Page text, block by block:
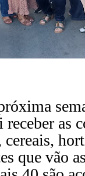
as
cereais,
que vão